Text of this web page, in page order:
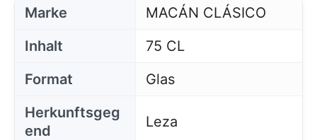
Marke
MACÁN CLÁSICO
Inhalt
75 CL
Format
Glas
Herkunftsgeg
end
Leza